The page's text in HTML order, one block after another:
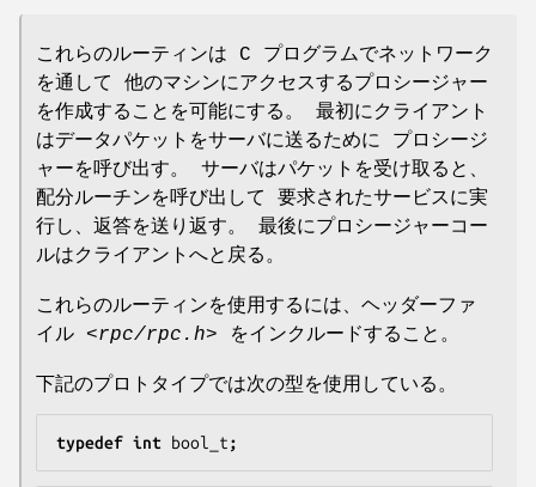
これらのルーティンは C プログラムでネットワーク
を通して 他のマシンにアクセスするプロシージャー
を作成することを可能にする。 最初にクライアント
はデータパケットをサーバに送るために プロシージ
ャーを呼び出す。 サーバはパケットを受け取ると、
配分ルーチンを呼び出して 要求されたサービスに実
行し、返答を送り返す。 最後にプロシージャーコー
ルはクライアントへと戻る。
これらのルーティンを使用するには、ヘッダーファ
イル <rpc/rpc.h> をインクルードすること。
下記のプロトタイプでは次の型を使用している。
typedef int bool_t;